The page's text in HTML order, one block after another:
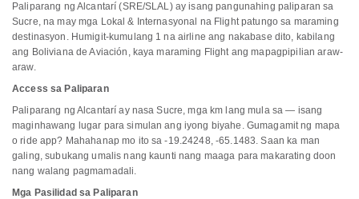
Paliparang ng Alcantarí (SRE/SLAL) ay isang pangunahing paliparan sa
Sucre, na may mga Lokal & Internasyonal na Flight patungo sa maraming
destinasyon. Humigit-kumulang 1 na airline ang nakabase dito, kabilang
ang Boliviana de Aviación, kaya maraming Flight ang mapagpipilian araw-
araw.
Access sa Paliparan
Paliparang ng Alcantarí ay nasa Sucre, mga km lang mula sa — isang
maginhawang lugar para simulan ang iyong biyahe. Gumagamit ng mapa
o ride app? Mahahanap mo ito sa -19.24248, -65.1483. Saan ka man
galing, subukang umalis nang kaunti nang maaga para makarating doon
nang walang pagmamadali.
Mga Pasilidad sa Paliparan